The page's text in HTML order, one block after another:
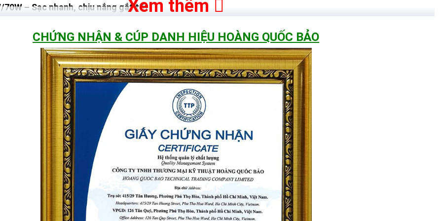
70W – Sạc nhanh, chịu nắng gắt tốt
sớm và chiều muộn
ngoài trời
, thời gian sạc thực tế chỉ4–6 giờ nắng tốt, đủ đầy pin cho cả đêm dài.
dầm 2–3 ngày , pin vẫn giữ đủ dung lượng để đèn hoạt động
rẻ thường dùng pin dung lượng 20.000–30.000mAh. Lúc mới lắp thì sáng, nhưng pin chai rất nhanh
mặt trời 1000W này dùng
pin dung lượng 60.000mAh, điện áp ổn định 3.2V:
tụt sáng giữa đêm
tế Hoàng Quốc Bảo đã kiểm tra từ10–14 giờ.
Xem thêm
CHỨNG NHẬN & CÚP DANH HIỆU HOÀNG QUỐC BẢO